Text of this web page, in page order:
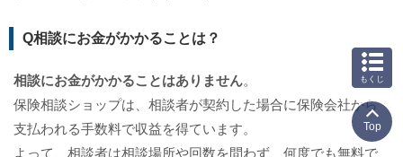
Q相談にお金がかかることは？
相談にお金がかかることはありません。
保険相談ショップは、相談者が契約した場合に保険会社から
支払われる手数料で収益を得ています。
よって、相談者は相談場所や回数を問わず、何度でも無料で
もくじ
Top